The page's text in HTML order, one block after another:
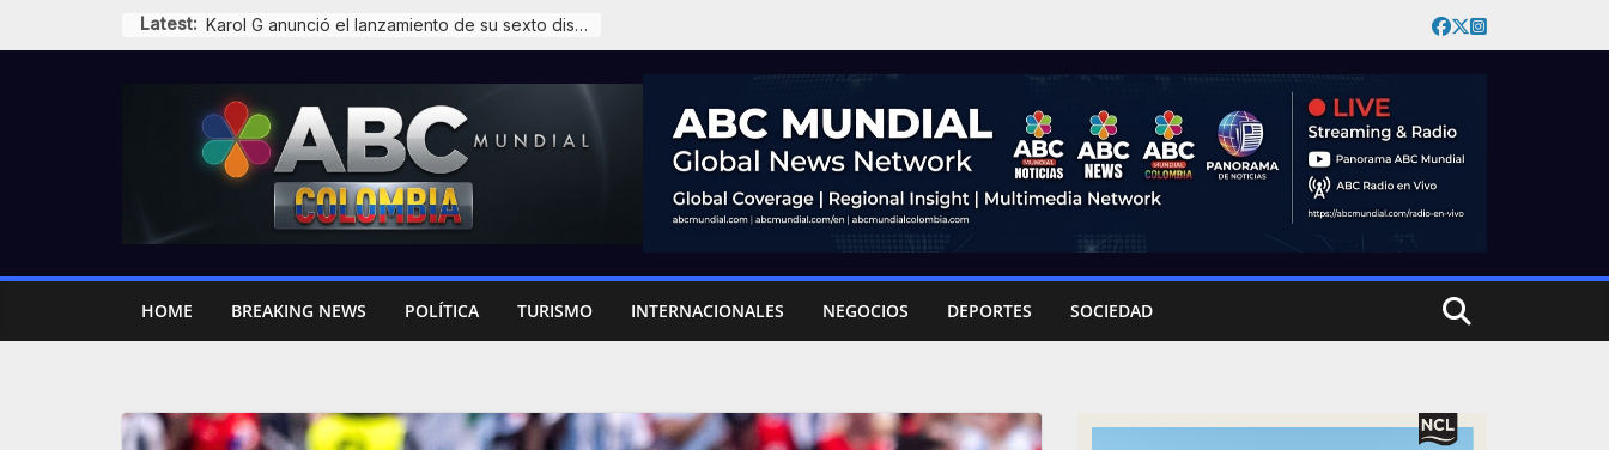
to
Latest: James Rodríguez y la sombra del retiro que ronda al ’10’
HOME BREAKING NEWS POLÍTICA TURISMO INTERNACIONALES NEGOCIOS DEPORTES SOCIEDAD